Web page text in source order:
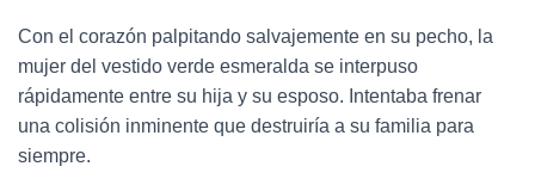
Con el corazón palpitando salvajemente en su pecho, la
mujer del vestido verde esmeralda se interpuso
rápidamente entre su hija y su esposo. Intentaba frenar
una colisión inminente que destruiría a su familia para
siempre.